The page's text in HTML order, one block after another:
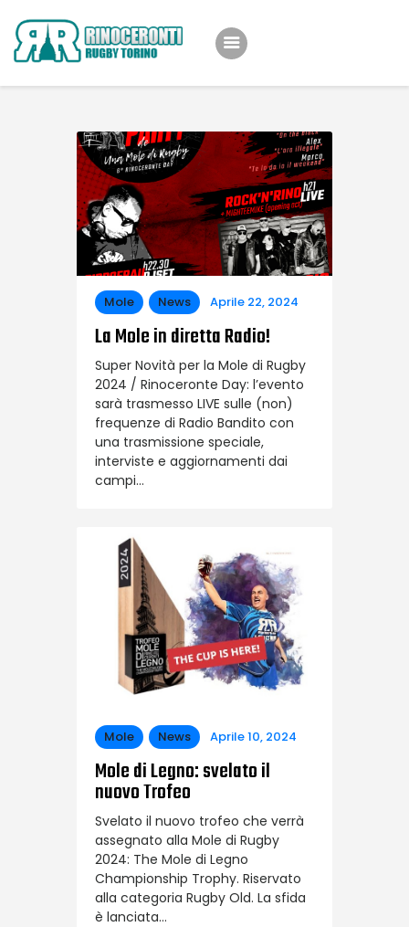
Team
Eventi
Shop
Iniziative
News
About Us
Mole News Aprile 22, 2024
La Mole in diretta Radio!
Super Novità per la Mole di Rugby
2024 / Rinoceronte Day: l’evento
sarà trasmesso LIVE sulle (non)
frequenze di Radio Bandito con
una trasmissione speciale,
interviste e aggiornamenti dai
campi…
Mole News Aprile 10, 2024
Mole di Legno: svelato il
nuovo Trofeo
Svelato il nuovo trofeo che verrà
assegnato alla Mole di Rugby
2024: The Mole di Legno
Championship Trophy. Riservato
alla categoria Rugby Old. La sfida
è lanciata…